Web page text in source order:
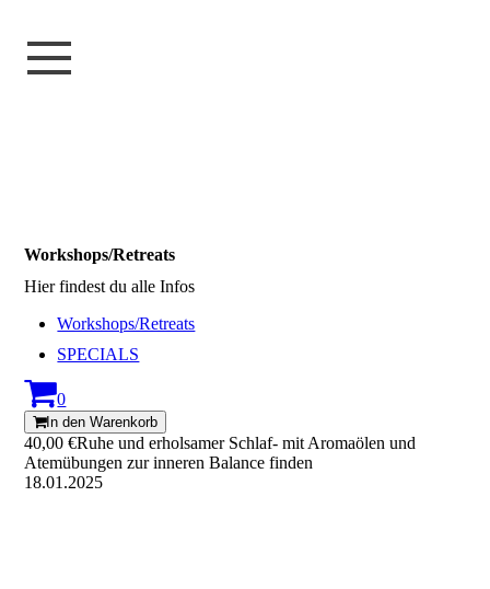
Workshops/Retreats
Hier findest du alle Infos
Workshops/Retreats
SPECIALS
0
In den Warenkorb
40,00 €Ruhe und erholsamer Schlaf- mit Aromaölen und
Atemübungen zur inneren Balance finden
18.01.2025